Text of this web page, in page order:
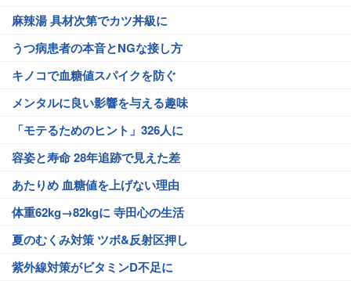
麻辣湯 具材次第でカツ丼級に
うつ病患者の本音とNGな接し方
キノコで血糖値スパイクを防ぐ
メンタルに良い影響を与える趣味
「モテるためのヒント」326人に
容姿と寿命 28年追跡で見えた差
あたりめ 血糖値を上げない理由
体重62kg→82kgに 寺田心の生活
夏のむくみ対策 ツボ&反射区押し
紫外線対策がビタミンD不足に